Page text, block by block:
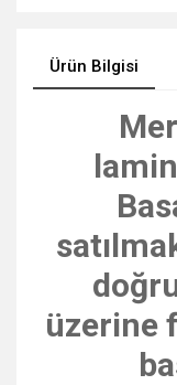
Ürün Bilgisi
üzerine